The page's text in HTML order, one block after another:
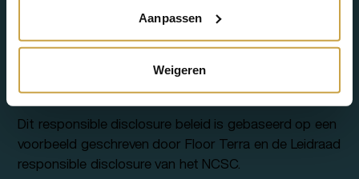
Aanpassen
Weigeren
Clickjacking op pagina’s zonder inlogfunctie
Ontbreken van SPF, DKIM en DMARC records
Dit responsible disclosure beleid is gebaseerd op een
voorbeeld geschreven door Floor Terra en de Leidraad
responsible disclosure van het NCSC.